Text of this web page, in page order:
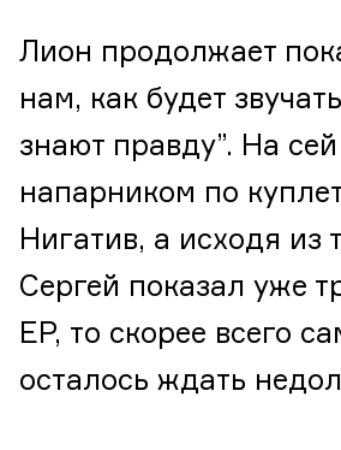
Лион продолжает
нам, как будет
знают правду”. На
напарником по
Нигатив, а исходя из
Сергей показал уже
EP, то скорее всего
осталось ждать